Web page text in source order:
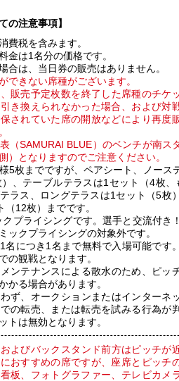
の注意事項】
費税を含みます。
金は1名分の価格です。
合は、当日券の販売はありません。
できない席種がございます。
販売予定枚数を終了した席種のチケ
き換えられなかった場合、および対
されていた席の開放などにより再度
（SAMURAI BLUE）のベンチが南ス
）となりますのでご注意ください。
5枚までですが、ペアシート、ノース
、テーブルテラスは1セット（4枚、
ラス、ロングテラスは1セット（5枚
12枚）までです。
プライシングです。選手と交流付き
ックプライシングの対象外です。
名につき1名まで無料で入場可能です
の観戦となります。
ンテナンスによる散水のため、ピッ
かる場合があります。
ず、オークションまたはインターネ
の転売、または転売を試みる行為が
トは無効となります。
よびバックスタンド前方はピッチが
おすすめの席ですが、座席とピッチ
板、フォトグラファー、テレビカメ